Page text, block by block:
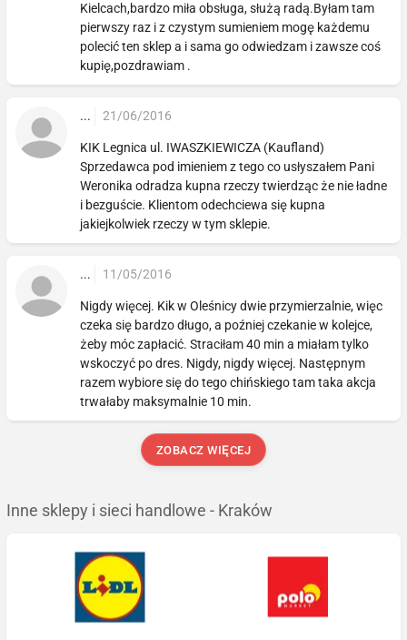
Kielcach,bardzo miła obsługa, służą radą.Byłam tam
pierwszy raz i z czystym sumieniem mogę każdemu
polecić ten sklep a i sama go odwiedzam i zawsze coś
kupię,pozdrawiam .
... 21/06/2016
KIK Legnica ul. IWASZKIEWICZA (Kaufland)
Sprzedawca pod imieniem z tego co usłyszałem Pani
Weronika odradza kupna rzeczy twierdząc że nie ładne
i bezguście. Klientom odechciewa się kupna
jakiejkolwiek rzeczy w tym sklepie.
... 11/05/2016
Nigdy więcej. Kik w Oleśnicy dwie przymierzalnie, więc
czeka się bardzo długo, a poźniej czekanie w kolejce,
żeby móc zapłacić. Straciłam 40 min a miałam tylko
wskoczyć po dres. Nigdy, nigdy więcej. Następnym
razem wybiore się do tego chińskiego tam taka akcja
trwałaby maksymalnie 10 min.
ZOBACZ WIĘCEJ
Inne sklepy i sieci handlowe - Kraków